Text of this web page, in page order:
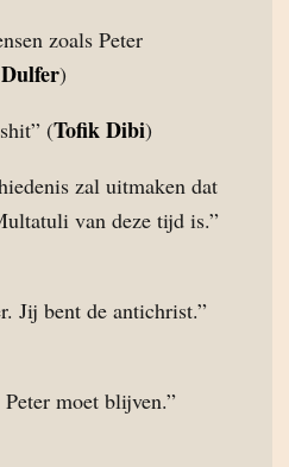
zoals Peter
)
(Tofik Dibi)
zal uitmaken dat
van deze tijd is.”
Jij bent de antichrist.”
moet blijven.”